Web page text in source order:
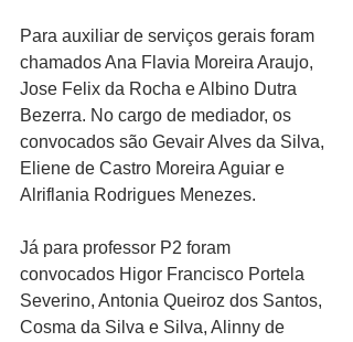
Para auxiliar de serviços gerais foram
chamados Ana Flavia Moreira Araujo,
Jose Felix da Rocha e Albino Dutra
Bezerra. No cargo de mediador, os
convocados são Gevair Alves da Silva,
Eliene de Castro Moreira Aguiar e
Alriflania Rodrigues Menezes.
Já para professor P2 foram
convocados Higor Francisco Portela
Severino, Antonia Queiroz dos Santos,
Cosma da Silva e Silva, Alinny de